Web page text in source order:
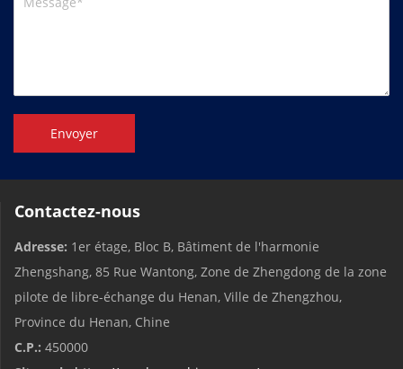
Envoyer
Contactez-nous
Adresse: 1er étage, Bloc B, Bâtiment de l'harmonie
Zhengshang, 85 Rue Wantong, Zone de Zhengdong de la zone
pilote de libre-échange du Henan, Ville de Zhengzhou,
Province du Henan, Chine
C.P.: 450000